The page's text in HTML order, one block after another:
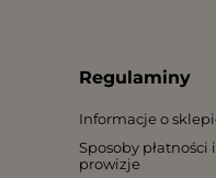
Regulaminy
Informacje o
Sposoby płatności i
prowizje